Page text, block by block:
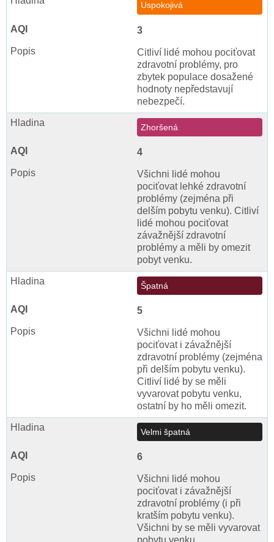
Uspokojivá
3
Citliví lidé mohou pociťovat
zdravotní problémy, pro
zbytek populace dosažené
hodnoty nepředstavují
nebezpečí.
Zhoršená
4
Všichni lidé mohou
pociťovat lehké zdravotní
problémy (zejména při
delším pobytu venku). Citliví
lidé mohou pociťovat
závažnější zdravotní
problémy a měli by omezit
pobyt venku.
Špatná
5
Všichni lidé mohou
pociťovat i závažnější
zdravotní problémy (zejména
při delším pobytu venku).
Citliví lidé by se měli
vyvarovat pobytu venku,
ostatní by ho měli omezit.
Velmi špatná
6
Všichni lidé mohou
pociťovat i závažnější
zdravotní problémy (i při
kratším pobytu venku).
Všichni by se měli vyvarovat
pobytu venku.